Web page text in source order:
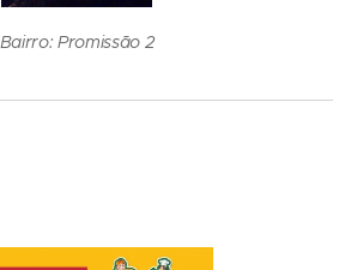
Bairro: Promissão 2